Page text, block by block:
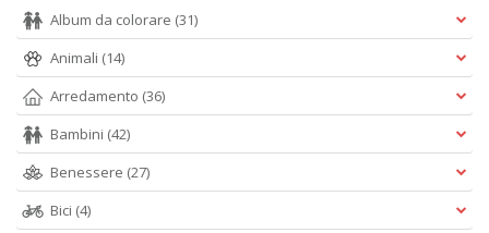
Album da colorare (31)
Animali (14)
Arredamento (36)
Bambini (42)
Benessere (27)
Bici (4)